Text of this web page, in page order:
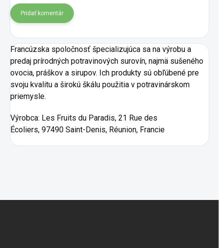
Pridať komentár
Francúzska spoločnosť špecializujúca sa na výrobu a
predaj prírodných potravinových surovín, najmä sušeného
ovocia, práškov a sirupov. Ich produkty sú obľúbené pre
svoju kvalitu a širokú škálu použitia v potravinárskom
priemysle.
Výrobca: Les Fruits du Paradis, 21 Rue des
Écoliers, 97490 Saint-Denis, Réunion, Francie